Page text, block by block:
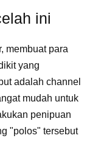
ini
membuat para
yang
adalah channel
mudah untuk
penipuan
"polos" tersebut